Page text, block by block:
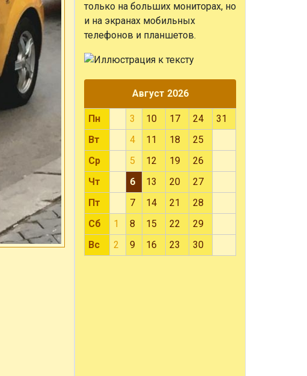
только на больших мониторах, но
и на экранах мобильных
телефонов и планшетов.
Август 2026
Пн 3 10 17 24
31
Вт
4 11 18
25
Ср
5 12 19
26
Чт
6 13 20
27
Пт
7 14 21
28
Сб
1 8 15 22
29
Вс
2 9 16 23 30